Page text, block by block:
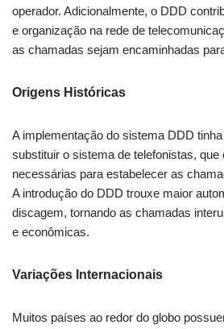
operador. Adicionalmente, o DDD
e organização na rede de
as chamadas sejam encaminhadas
Origens Históricas
A implementação do sistema DDD
substituir o sistema de telefonistas, que
necessárias para estabelecer as
A introdução do DDD trouxe maior
discagem, tornando as chamadas
e econômicas.
Variações Internacionais
Muitos países ao redor do globo